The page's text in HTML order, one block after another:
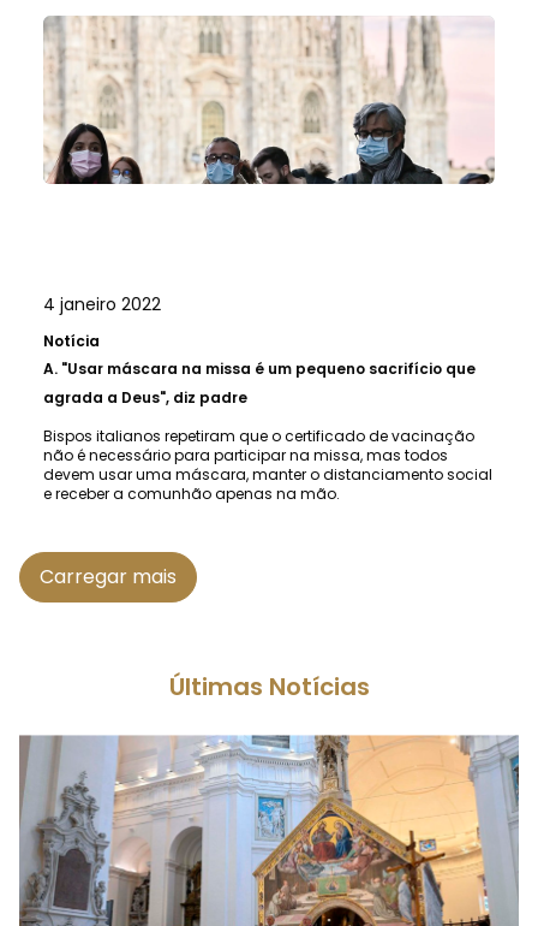
4 janeiro 2022
Notícia
A. "Usar máscara na missa é um pequeno sacrifício que
agrada a Deus", diz padre
Bispos italianos repetiram que o certificado de vacinação
não é necessário para participar na missa, mas todos
devem usar uma máscara, manter o distanciamento social
e receber a comunhão apenas na mão.
Carregar mais
Últimas Notícias